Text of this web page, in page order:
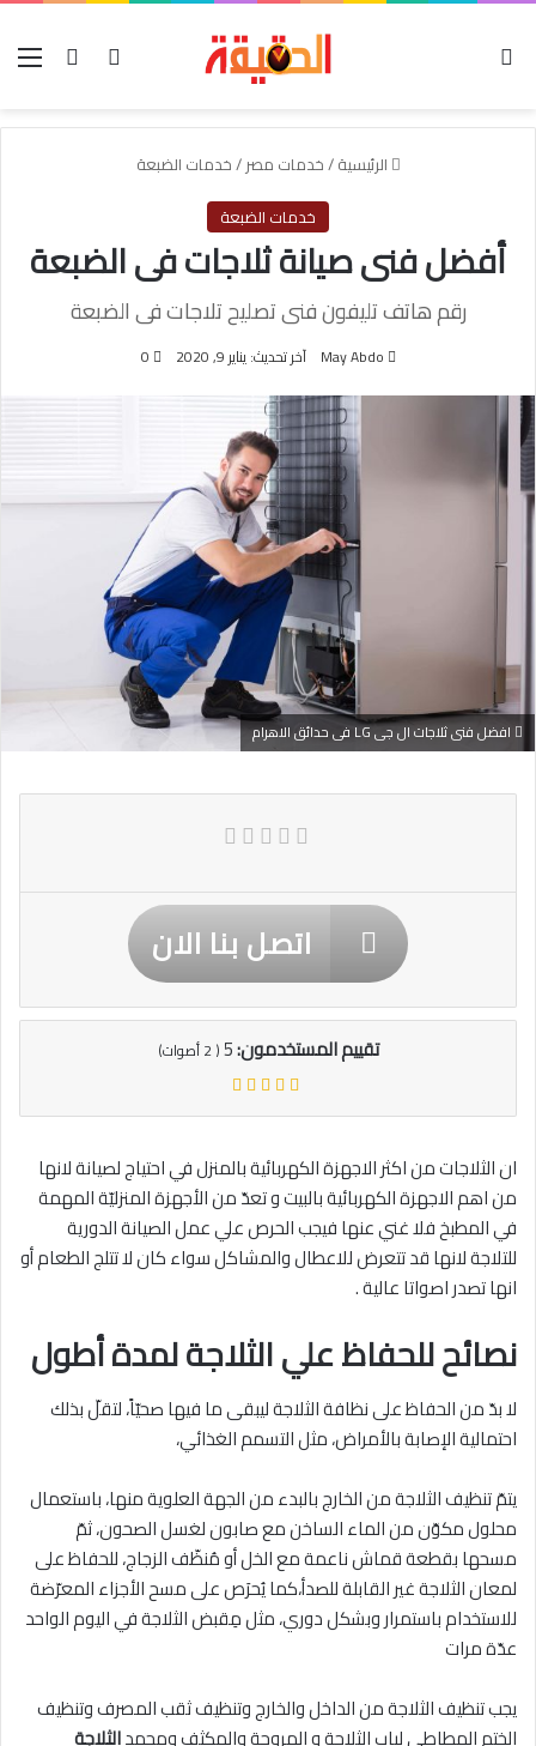
بحث عنتسجيل
الرئيسية/خدمات مصر/خدمات الضبعة
خدمات الضبعة
أفضل فنى صيانة ثلاجات فى الضبعة
رقم هاتف تليفون فنى تصليح تلاجات فى الضبعة
May Abdo آخر تحديث: يناير 9, 2020 0
افضل فنى ثلاجات ال جى LG فى حدائق الاهرام
اتصل بنا الان
تقييم المستخدمون:5
(
2أصوات)
ان الثلاجات من اكثر الاجهزة الكهربائية بالمنزل في احتياج لصيانة لانها
من اهم الاجهزة الكهربائية بالبيت و تعدّ من الأجهزة المنزليّة المهمة
في المطبخ فلا غني عنها فيجب الحرص علي عمل الصيانة الدورية
للتلاجة لانها قد تتعرض للاعطال والمشاكل سواء كان لا تتلج الطعام أو
انها تصدر اصواتا عالية .
نصائح للحفاظ علي الثلاجة لمدة أطول
لا بدّ من الحفاظ على نظافة الثلاجة ليبقى ما فيها صحيّاً، لتقلّ بذلك
احتمالية الإصابة بالأمراض، مثل التسمم الغذائي،
يتمّ تنظيف الثلاجة من الخارج بالبدء من الجهة العلوية منها، باستعمال
محلول مكوّن من الماء الساخن مع صابون لغسل الصحون، ثمّ
مسحها بقطعة قماش ناعمة مع الخل أو مُنظّف الزجاج، للحفاظ على
لمعان الثلاجة غير القابلة للصدأ،كما يُحرَص على مسح الأجزاء المعرّضة
للاستخدام باستمرار وبشكل دوري، مثل مِقبض الثلاجة في اليوم الواحد
عدّة مرات
يجب تنظيف الثلاجة من الداخل والخارج وتنظيف ثقب المصرف وتنظيف
الختم المطاطي لباب الثلاجة و المروحة والمكثف ومجمدالثلاجة